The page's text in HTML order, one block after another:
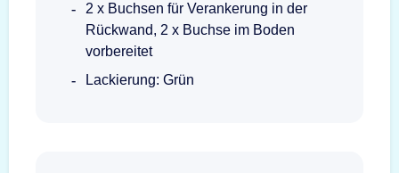
2 x Buchsen für Verankerung in der
Rückwand, 2 x Buchse im Boden
vorbereitet
Lackierung: Grün